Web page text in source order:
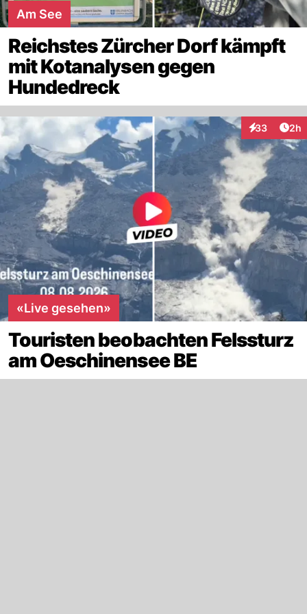
Am See
Reichstes Zürcher Dorf kämpft
mit Kotanalysen gegen
Hundedreck
33
Interaktionen
2h
«Live gesehen»
Touristen beobachten Felssturz
am Oeschinensee BE